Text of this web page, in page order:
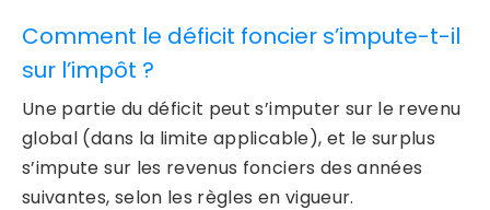
Comment le déficit foncier s’impute-t-il
sur l’impôt ?
Une partie du déficit peut s’imputer sur le revenu
global (dans la limite applicable), et le surplus
s’impute sur les revenus fonciers des années
suivantes, selon les règles en vigueur.